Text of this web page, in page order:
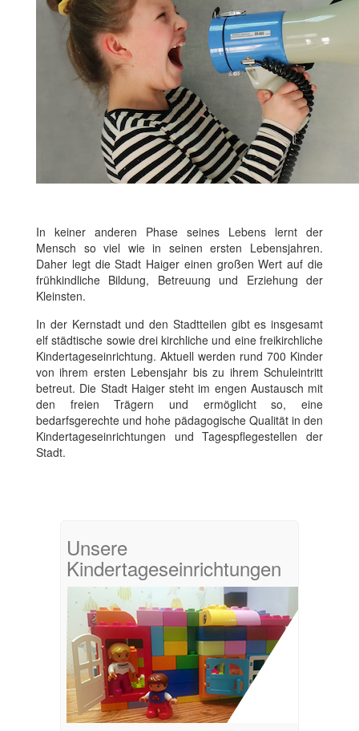
In keiner anderen Phase seines Lebens lernt der
Mensch so viel wie in seinen ersten Lebensjahren.
Daher legt die Stadt Haiger einen großen Wert auf die
frühkindliche Bildung, Betreuung und Erziehung der
Kleinsten.
In der Kernstadt und den Stadtteilen gibt es insgesamt
elf städtische sowie drei kirchliche und eine freikirchliche
Kindertageseinrichtung. Aktuell werden rund 700 Kinder
von ihrem ersten Lebensjahr bis zu ihrem Schuleintritt
betreut. Die Stadt Haiger steht im engen Austausch mit
den freien Trägern und ermöglicht so, eine
bedarfsgerechte und hohe pädagogische Qualität in den
Kindertageseinrichtungen und Tagespflegestellen der
Stadt.
Unsere
Kindertageseinrichtungen